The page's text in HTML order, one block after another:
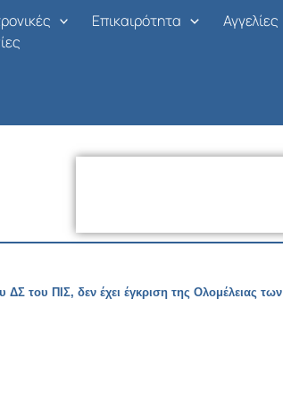
Επικαιρότητα Αγγελίες
ΔΣ του ΠΙΣ, δεν έχει έγκριση της Ολομέλειας των